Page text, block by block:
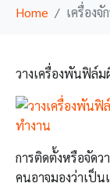
Home
เครื่องจั
วางเครื่องพันฟิล์
การติดตั้งหรือจัด
คนอาจมองว่าเป็น